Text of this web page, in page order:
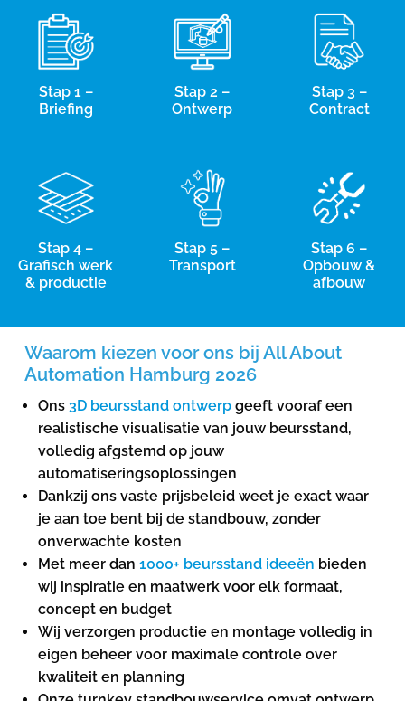
Stap 1 –
Briefing
Stap 2 –
Ontwerp
Stap 3 –
Contract
Stap 4 –
Grafisch werk
& productie
Stap 5 –
Transport
Stap 6 –
Opbouw &
afbouw
Waarom kiezen voor ons bij All About
Automation Hamburg 2026
Ons 3D beursstand ontwerp geeft vooraf een
realistische visualisatie van jouw beursstand,
volledig afgstemd op jouw
automatiseringsoplossingen
Dankzij ons vaste prijsbeleid weet je exact waar
je aan toe bent bij de standbouw, zonder
onverwachte kosten
Met meer dan 1000+ beursstand ideeën bieden
wij inspiratie en maatwerk voor elk formaat,
concept en budget
Wij verzorgen productie en montage volledig in
eigen beheer voor maximale controle over
kwaliteit en planning